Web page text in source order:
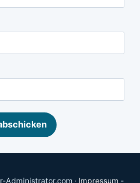
Administrator.com · Impressum -